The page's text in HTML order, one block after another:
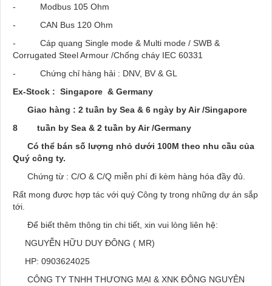
- Modbus 105 Ohm
- CAN Bus 120 Ohm
- Cáp quang Single mode & Multi mode / SWB &
Corrugated Steel Armour /Chống cháy IEC 60331
- Chứng chỉ hàng hải : DNV, BV & GL
Ex-Stock : Singapore & Germany
Giao hàng : 2 tuần by Sea & 6 ngày by Air /Singapore
8 tuần by Sea & 2 tuần by Air /Germany
Có thể bán số lượng nhỏ dưới 100M theo nhu cầu của
Quý công ty.
Chứng từ : C/O & C/Q miễn phí đi kèm hàng hóa đầy đủ.
Rất mong được hợp tác với quý Công ty trong những dự án sắp
tới.
Để biết thêm thông tin chi tiết, xin vui lòng liên hệ:
NGUYỄN HỮU DUY ĐÔNG ( MR)
HP: 0903624025
CÔNG TY TNHH THƯƠNG MẠI & XNK ĐÔNG NGUYÊN